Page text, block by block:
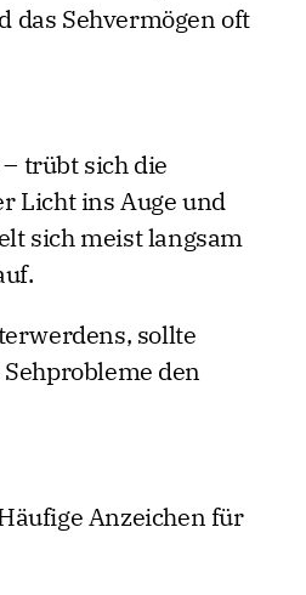
das Sehvermögen oft
trübt sich die
Licht ins Auge und
sich meist langsam
sollte
den
Anzeichen für